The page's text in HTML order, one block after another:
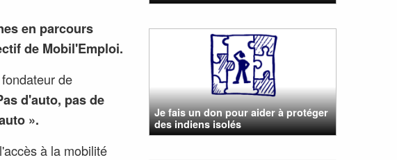
en parcours
de Mobil'Emploi.
de
d'auto, pas de
».
à la mobilité
Je fais un don pour aider à protéger
des indiens isolés